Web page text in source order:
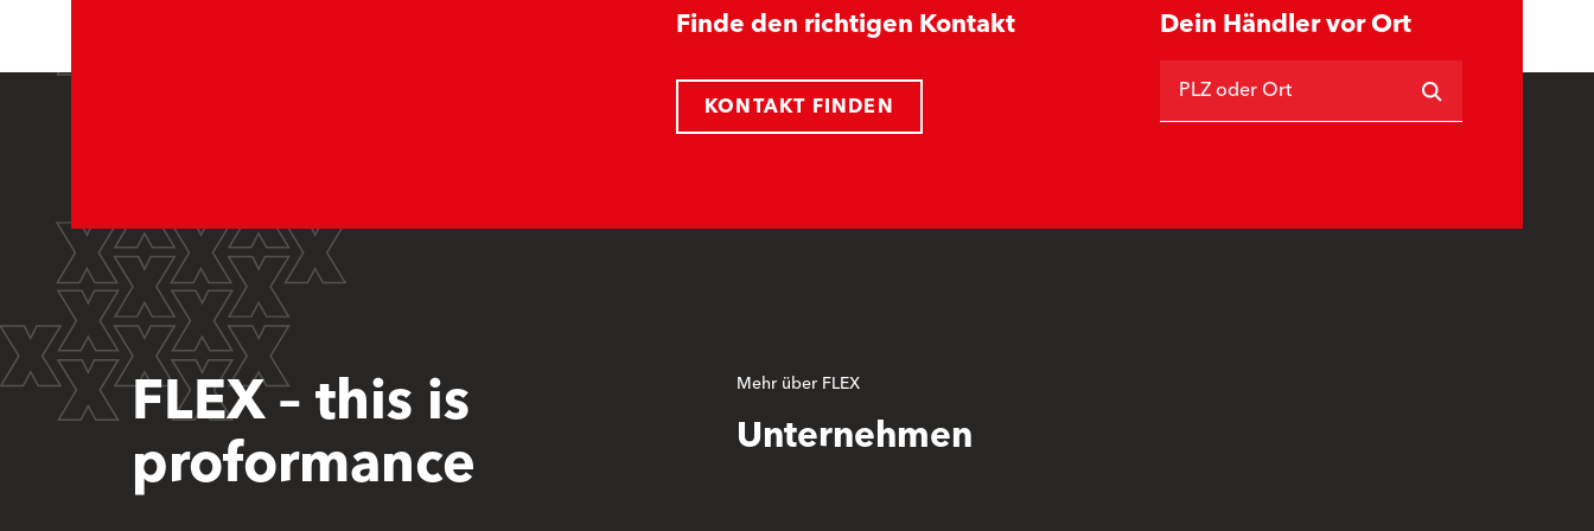
Finde den richtigen Kontakt
KONTAKT FINDEN
Dein Händler vor Ort
PLZ oder Ort
FLEX – this is
proformance
Mehr über FLEX
Unternehmen